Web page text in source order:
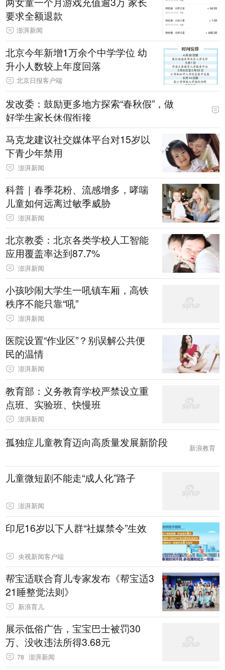
要求全额退款
澎湃新闻
北京今年新增1万余个中学学位 幼
升小人数较上年度回落
北京日报客户端
发改委：鼓励更多地方探索“春秋假”，做
好学生家长休假衔接
马克龙建议社交媒体平台对15岁以
下青少年禁用
澎湃新闻
科普｜春季花粉、流感增多，哮喘
儿童如何远离过敏季威胁
澎湃新闻
北京教委：北京各类学校人工智能
应用覆盖率达到87.7%
澎湃新闻
小孩吵闹大学生一吼镇车厢，高铁
秩序不能只靠“吼”
澎湃新闻
医院设置“作业区”？别误解公共便
民的温情
澎湃新闻
教育部：义务教育学校严禁设立重
点班、实验班、快慢班
澎湃新闻
孤独症儿童教育迈向高质量发展新阶段 新浪教育
儿童微短剧不能走“成人化”路子
澎湃新闻
印尼16岁以下人群“社媒禁令”生效
央视新闻客户端
帮宝适联合育儿专家发布《帮宝适3
21睡整觉法则》
新浪育儿
展示低俗广告，宝宝巴士被罚30
万、没收违法所得3.68元
78 澎湃新闻